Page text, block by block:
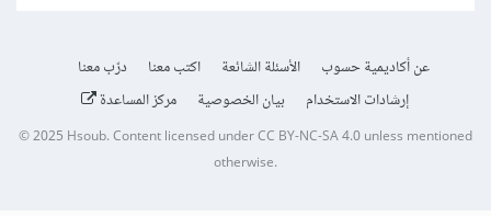
عن أكاديمية حسوب الأسئلة الشائعة اكتب معنا
درّب معنا
إرشادات الاستخدام
بيان الخصوصية مركز المساعدة
© 2025Hsoub.Content licensed underCC BY-NC-SA 4.0unless mentioned
otherwise.